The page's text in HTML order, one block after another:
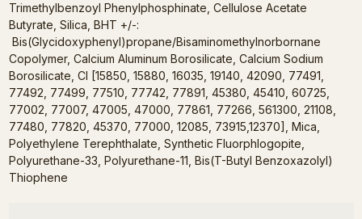
Trimethylbenzoyl Phenylphosphinate, Cellulose Acetate
Butyrate, Silica, BHT +/-:
Bis(Glycidoxyphenyl)propane/Bisaminomethylnorbornane
Copolymer, Calcium Aluminum Borosilicate, Calcium Sodium
Borosilicate, CI [15850, 15880, 16035, 19140, 42090, 77491,
77492, 77499, 77510, 77742, 77891, 45380, 45410, 60725,
77002, 77007, 47005, 47000, 77861, 77266, 561300, 21108,
77480, 77820, 45370, 77000, 12085, 73915,12370], Mica,
Polyethylene Terephthalate, Synthetic Fluorphlogopite,
Polyurethane-33, Polyurethane-11, Bis(T-Butyl Benzoxazolyl)
Thiophene